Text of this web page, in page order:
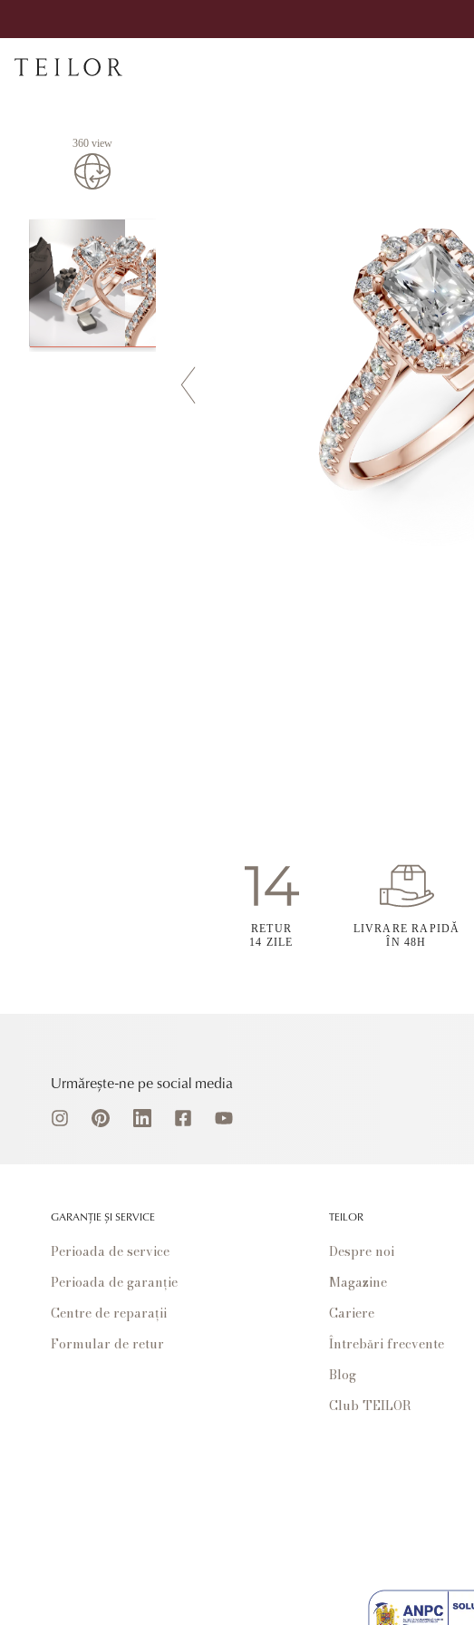
360 view
RETUR
14 ZILE
LIVRARE RAPIDĂ
ÎN 48H
Urmărește-ne pe social media
GARANȚIE ȘI SERVICE
Perioada de service
Perioada de garanție
Centre de reparații
Formular de retur
TEILOR
Despre noi
Magazine
Cariere
Întrebări frecvente
Blog
Club TEILOR